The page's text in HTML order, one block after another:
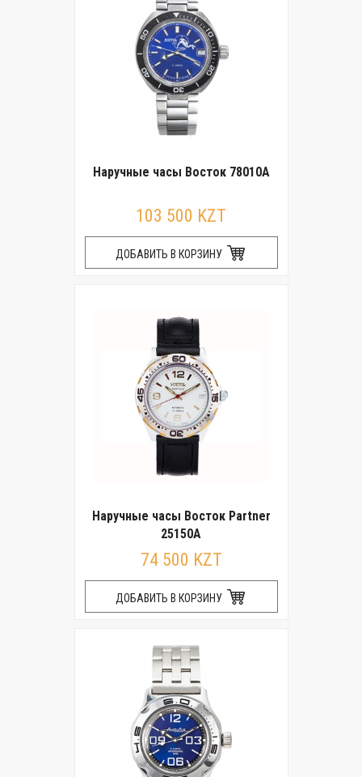
Наручные часы Восток 78010А
103 500 KZT
ДОБАВИТЬ В КОРЗИНУ
Наручные часы Восток Partner
25150А
74 500 KZT
ДОБАВИТЬ В КОРЗИНУ